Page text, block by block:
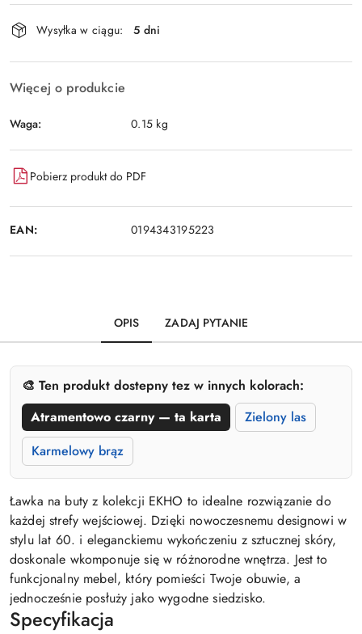
Dostępność
i
dostawa
Wysyłka w ciągu: 5 dni
Więcej o produkcie
Waga: 0.15 kg
Pobierz produkt do PDF
EAN: 0194343195223
OPIS ZADAJ PYTANIE
🎨 Ten produkt dostepny tez w innych kolorach:
Atramentowo czarny — ta karta
Zielony las
Karmelowy brąz
Ławka na buty z kolekcji EKHO to idealne rozwiązanie do
każdej strefy wejściowej. Dzięki nowoczesnemu designowi w
stylu lat 60. i eleganckiemu wykończeniu z sztucznej skóry,
doskonale wkomponuje się w różnorodne wnętrza. Jest to
funkcjonalny mebel, który pomieści Twoje obuwie, a
jednocześnie posłuży jako wygodne siedzisko.
Specyfikacja